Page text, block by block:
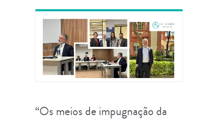
“Os meios de impugnação da